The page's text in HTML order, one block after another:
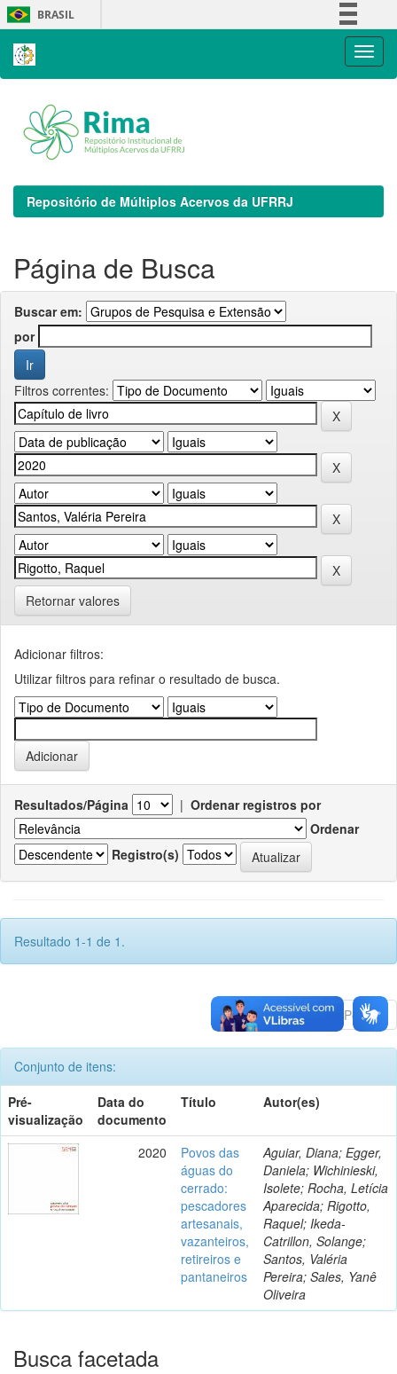
Skip
navigation
BRASIL
Repositório de Múltiplos Acervos da UFRRJ
Página de Busca
Buscar em:
por
Filtros correntes:
Retornar valores
Adicionar filtros:
Utilizar filtros para refinar o resultado de busca.
Resultados/Página | Ordenar registros por
Ordenar
Registro(s)
Resultado 1-1 de 1.
Anterior 1 Póximo
Conjunto de itens:
Pré-
visualização
Data do
documento
Título Autor(es)
2020
Povos das
águas do
cerrado:
pescadores
artesanais,
vazanteiros,
retireiros e
pantaneiros
Aguiar, Diana; Egger,
Daniela; Wichinieski,
Isolete; Rocha, Letícia
Aparecida; Rigotto,
Raquel; Ikeda-
Catrillon, Solange;
Santos, Valéria
Pereira; Sales, Yanê
Oliveira
Busca facetada